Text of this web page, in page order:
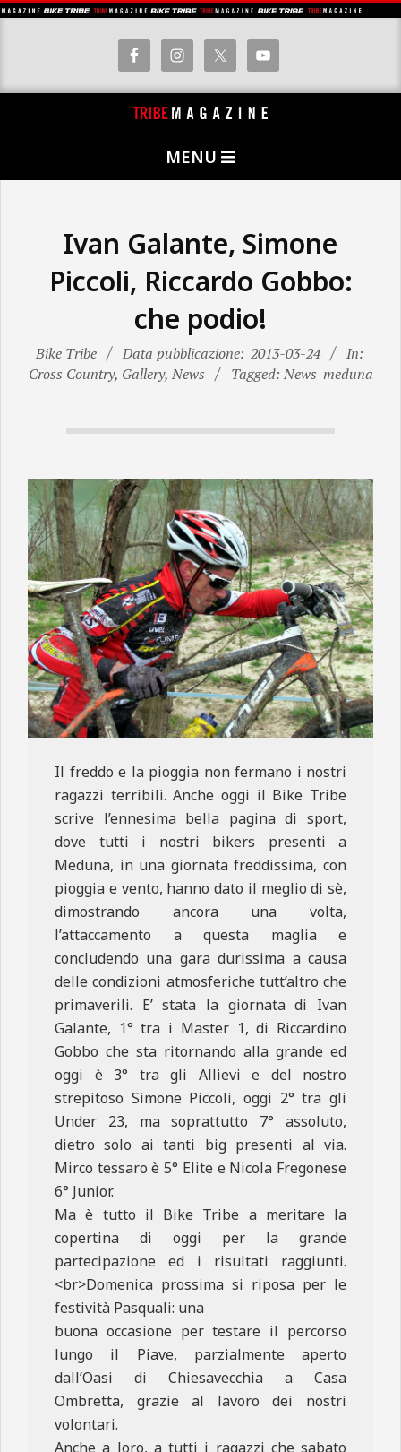
Skip
I
MENU
Ivan Galante, Simone
Piccoli, Riccardo Gobbo:
che podio!
Bike Tribe Data pubblicazione: 2013-03-24
In:
Cross Country, Gallery, News Tagged: News meduna
Il freddo e la pioggia non fermano i nostri
ragazzi terribili. Anche oggi il Bike Tribe
scrive l’ennesima bella pagina di sport,
dove tutti i nostri bikers presenti a
Meduna, in una giornata freddissima, con
pioggia e vento, hanno dato il meglio di sè,
dimostrando ancora una volta,
l’attaccamento a questa maglia e
concludendo una gara durissima a causa
delle condizioni atmosferiche tutt’altro che
primaverili. E’ stata la giornata di Ivan
Galante, 1° tra i Master 1, di Riccardino
Gobbo che sta ritornando alla grande ed
oggi è 3° tra gli Allievi e del nostro
strepitoso Simone Piccoli, oggi 2° tra gli
Under 23, ma soprattutto 7° assoluto,
dietro solo ai tanti big presenti al via.
Mirco tessaro è 5° Elite e Nicola Fregonese
6° Junior.
Ma è tutto il Bike Tribe a meritare la
copertina di oggi per la grande
partecipazione ed i risultati raggiunti.
<br>Domenica prossima si riposa per le
festività Pasquali: una
buona occasione per testare il percorso
lungo il Piave, parzialmente aperto
dall’Oasi di Chiesavecchia a Casa
Ombretta, grazie al lavoro dei nostri
volontari.
Anche a loro, a tutti i ragazzi che sabato